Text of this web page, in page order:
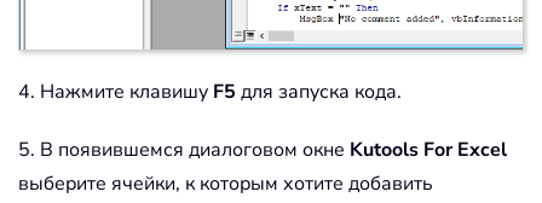
4. Нажмите клавишу F5 для запуска кода.
5. В появившемся диалоговом окне Kutools For Excel
выберите ячейки, к которым хотите добавить